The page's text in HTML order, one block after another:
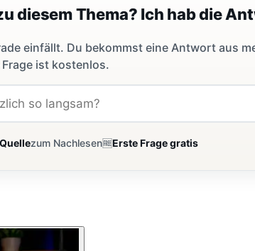
diesem Thema? Ich hab die
einfällt. Du bekommst eine Antwort aus
ist kostenlos.
zum Nachlesen🆓Erste Frage gratis